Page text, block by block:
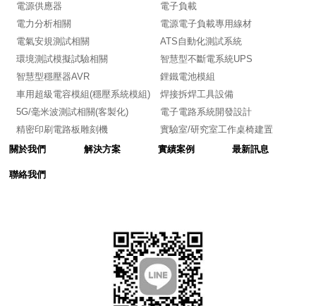
電源供應器
電子負載
電力分析相關
電源電子負載專用線材
電氣安規測試相關
ATS自動化測試系統
環境測試模擬試驗相關
智慧型不斷電系統UPS
智慧型穩壓器AVR
鋰鐵電池模組
車用超級電容模組(穩壓系統模組)
焊接拆焊工具設備
5G/毫米波測試相關(客製化)
電子電路系統開發設計
精密印刷電路板雕刻機
實驗室/研究室工作桌椅建置
關於我們
解決方案 實績案例 最新訊息
聯絡我們